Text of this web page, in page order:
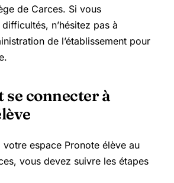
de Carces. Si vous
n’hésitez pas à
de l’établissement pour
se connecter à
votre espace Pronote élève au
vous devez suivre les étapes